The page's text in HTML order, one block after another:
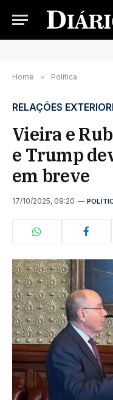
Home » Política
RELAÇÕES
Vieira e
e Trump
em breve
17/10/2025, 09:20